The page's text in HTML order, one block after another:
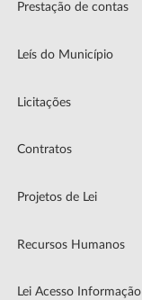
Prestação de contas
Leís do Município
Licitações
Contratos
Projetos de Lei
Recursos Humanos
Lei Acesso Informação